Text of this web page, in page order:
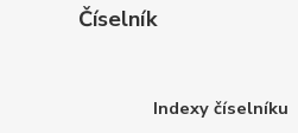
Číselník
Indexy číselníku